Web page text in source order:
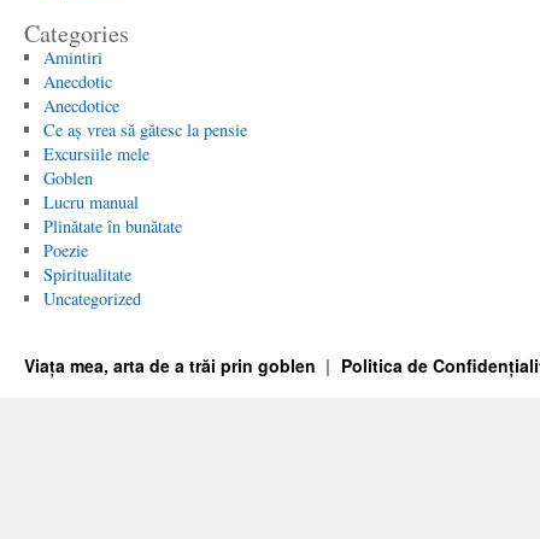
Categories
Amintiri
Anecdotic
Anecdotice
Ce aș vrea să gătesc la pensie
Excursiile mele
Goblen
Lucru manual
Plinătate în bunătate
Poezie
Spiritualitate
Uncategorized
Viața mea, arta de a trăi prin goblen Politica de